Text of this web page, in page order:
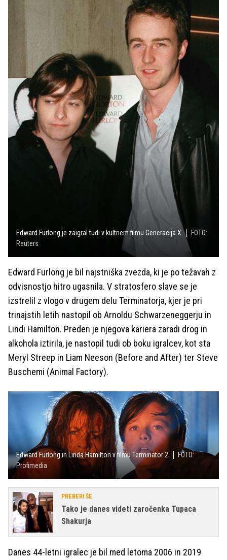
Edward Furlong je zaigral tudi v kultnem filmu Generacija X.
FOTO:
Reuters
Edward Furlong je bil najstniška zvezda, ki je po težavah z
odvisnostjo hitro ugasnila. V stratosfero slave se je
izstrelil z vlogo v drugem delu Terminatorja, kjer je pri
trinajstih letih nastopil ob Arnoldu Schwarzeneggerju in
Lindi Hamilton. Preden je njegova kariera zaradi drog in
alkohola iztirila, je nastopil tudi ob boku igralcev, kot sta
Meryl Streep in Liam Neeson (Before and After) ter Steve
Buschemi (Animal Factory).
Edward Furlong in Linda Hamilton v filmu Terminator 2.
FOTO:
Profimedia
PREBERI ŠE
Tako je danes videti zaročenka Tupaca
Shakurja
Danes 44-letni igralec je bil med letoma 2006 in 2019